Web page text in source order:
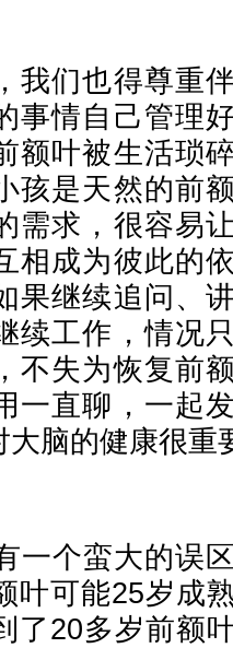
我们也得尊重
事情自己管理
额叶被生活琐
孩是天然的前
需求，很容易
相成为彼此的
果继续追问、
续工作，情况
不失为恢复前
一直聊，一起
脑的健康很重
一个蛮大的
叶可能25岁成
了20多岁前额